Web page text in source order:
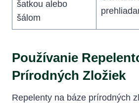
šatkou alebo​
šálom
Používanie
Prírodných Zložiek
Repelenty na báze prírodných